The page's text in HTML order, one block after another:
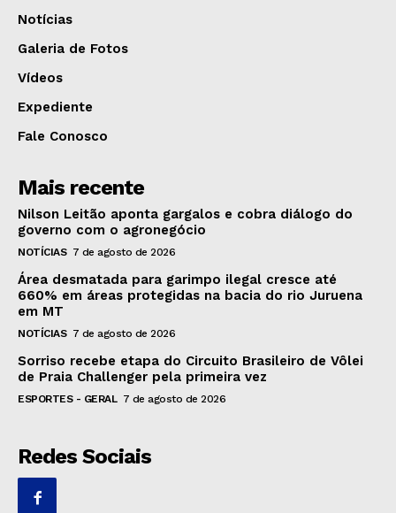
Notícias
Galeria de Fotos
Vídeos
Expediente
Fale Conosco
Mais recente
Nilson Leitão aponta gargalos e cobra diálogo do
governo com o agronegócio
NOTÍCIAS 7 de agosto de 2026
Área desmatada para garimpo ilegal cresce até
660% em áreas protegidas na bacia do rio Juruena
em MT
NOTÍCIAS 7 de agosto de 2026
Sorriso recebe etapa do Circuito Brasileiro de Vôlei
de Praia Challenger pela primeira vez
ESPORTES - GERAL 7 de agosto de 2026
Redes Sociais